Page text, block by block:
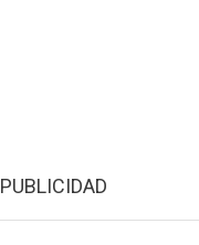
PUBLICIDAD